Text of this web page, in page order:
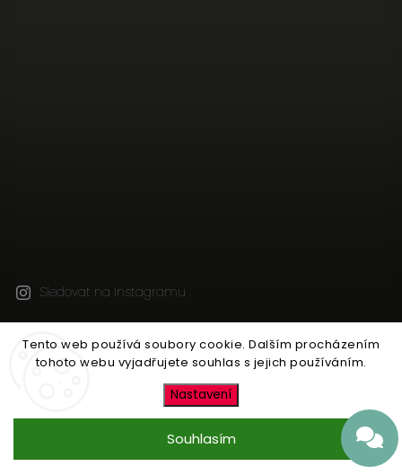
Tento web používá soubory cookie. Dalším procházením
tohoto webu vyjadřujete souhlas s jejich používáním.
Nastavení
Souhlasím
Sledovat na Instagramu
Copyright 2026Jen tak z lásky. Všechna práva
vyhrazena.
Upravit nastavení cookies